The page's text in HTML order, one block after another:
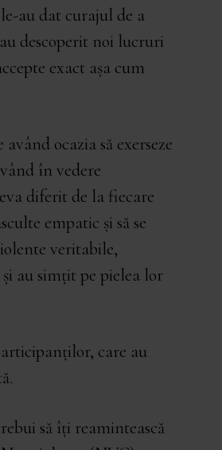
au dat curajul de a
descoperit noi lucruri
exact așa cum
ocazia să exerseze
în vedere
diferit de la fiecare
empatic și să se
veritabile,
au simțit pe pielea lor
care au
să îți reamintească